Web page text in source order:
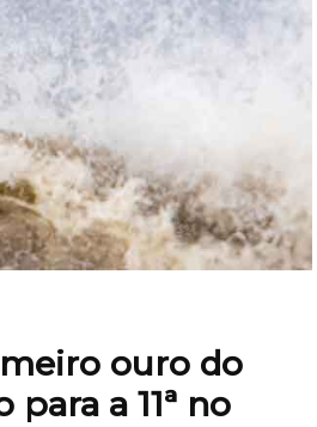
ouro do
a 11ª no